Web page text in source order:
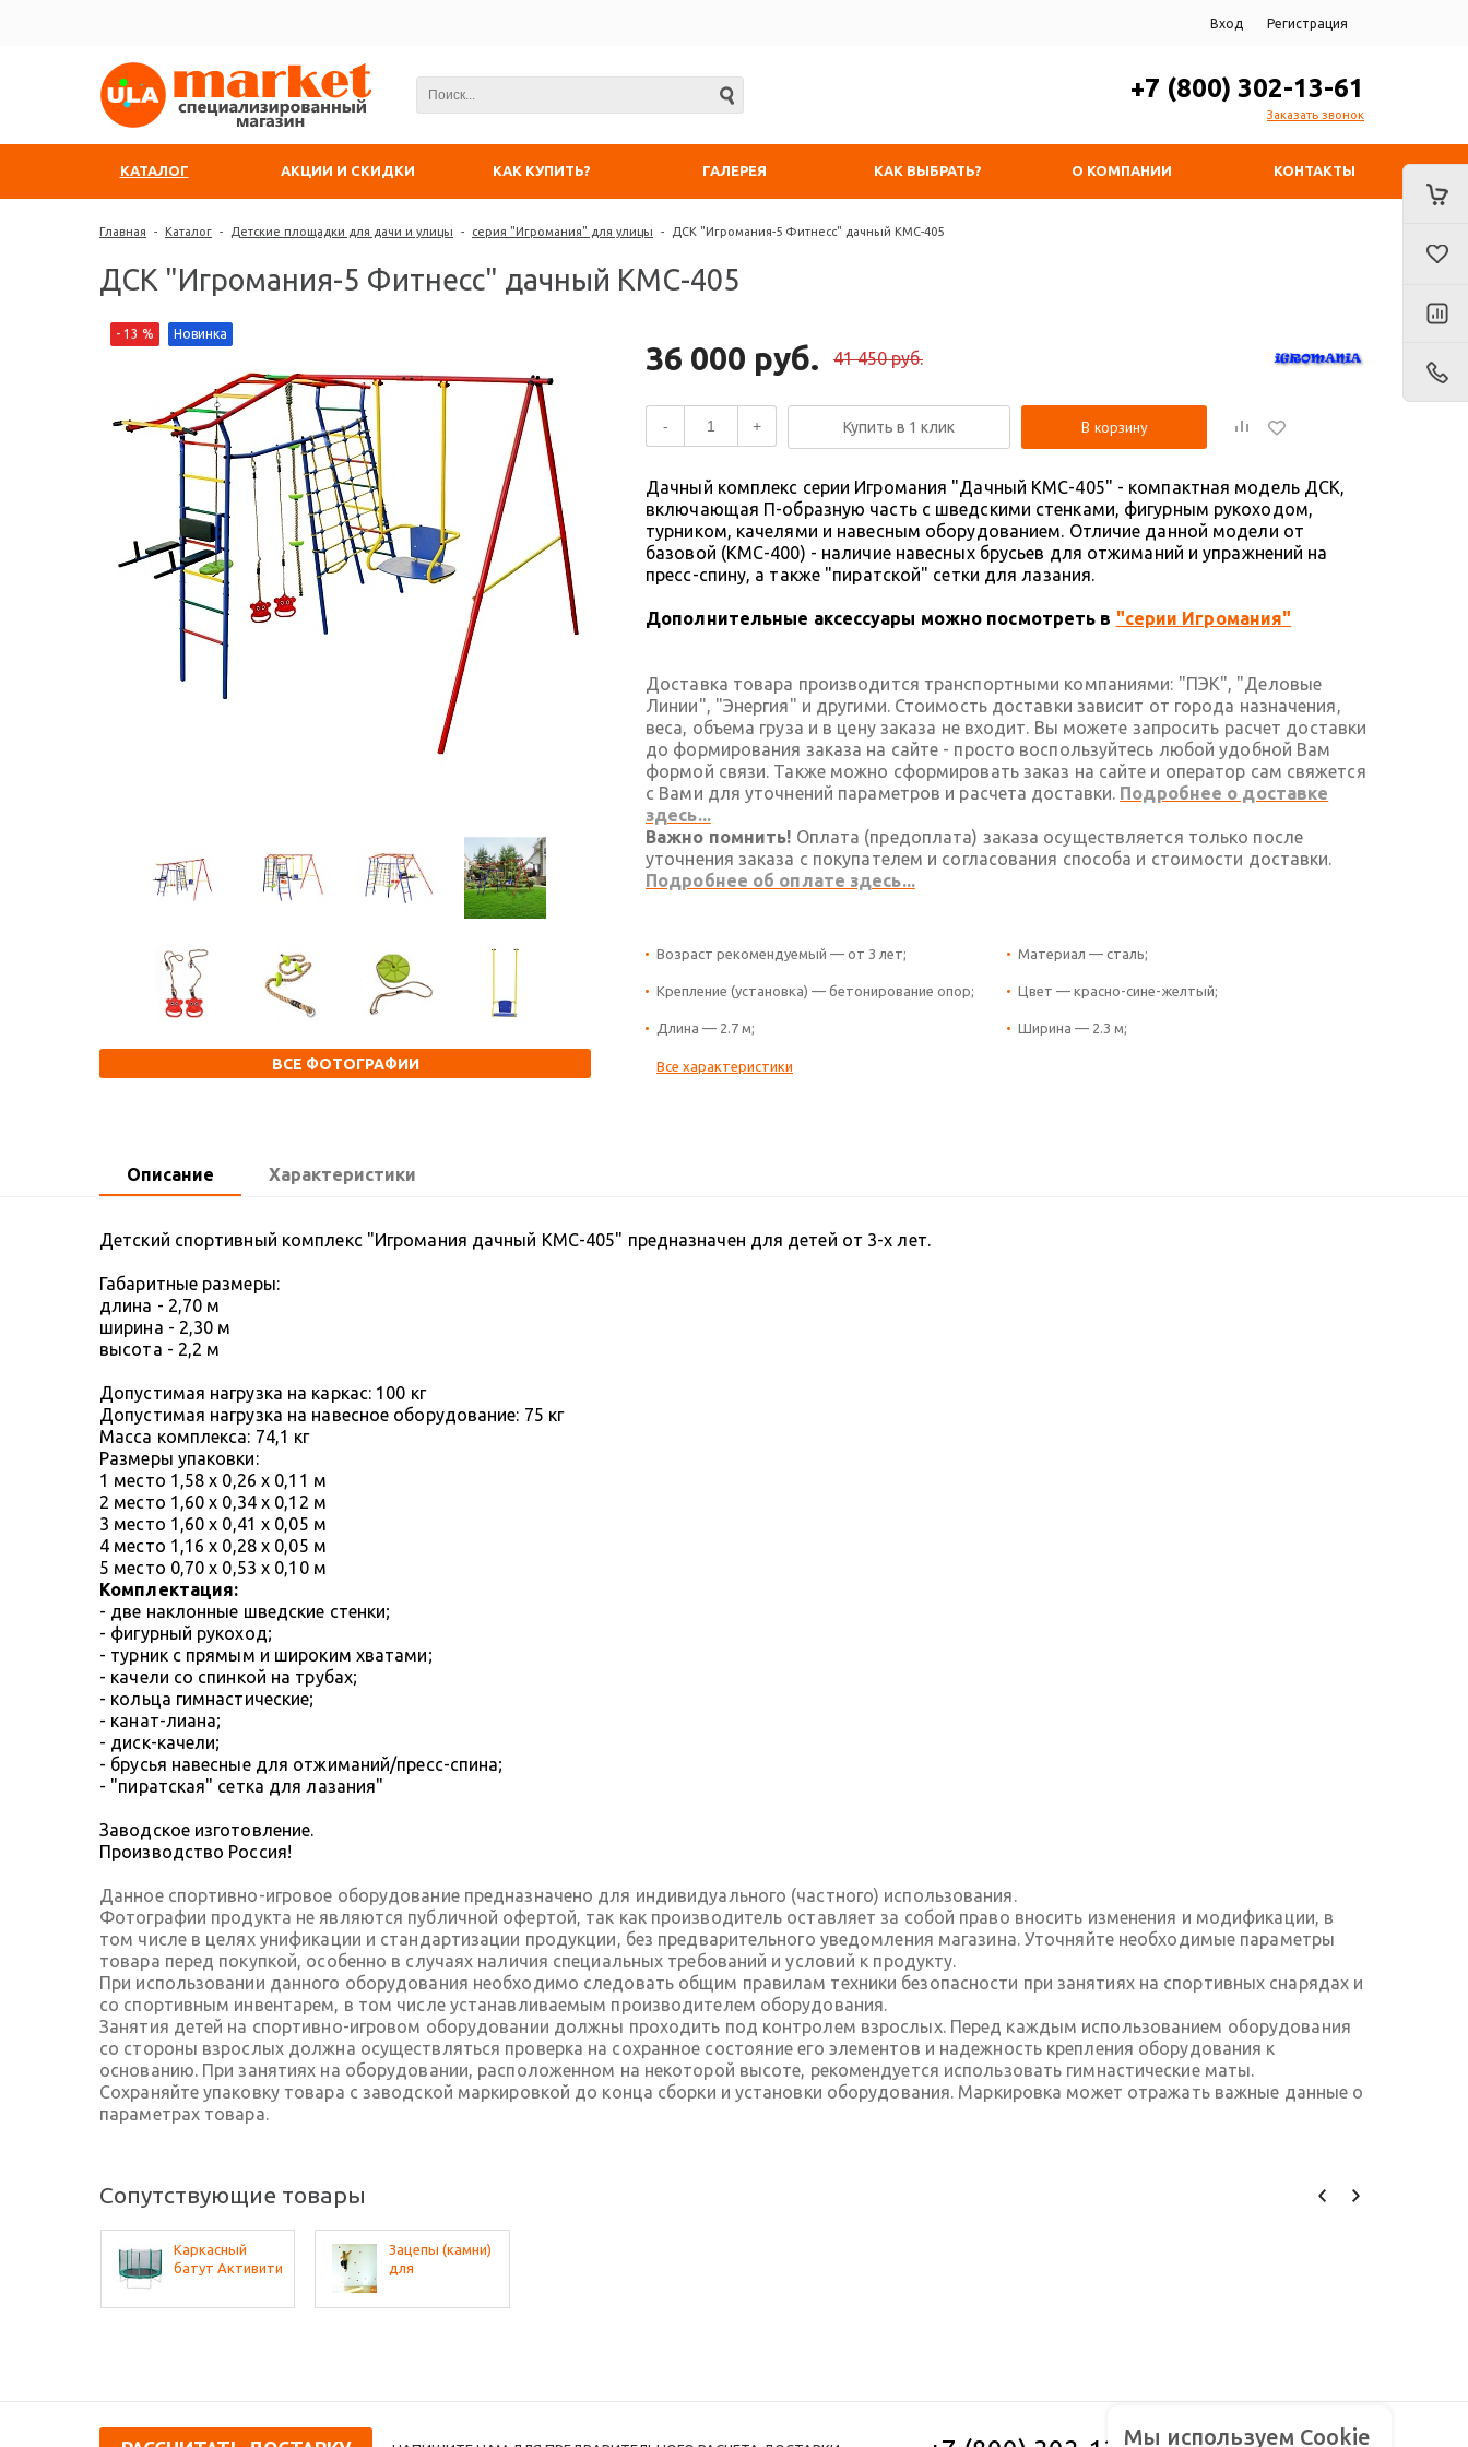
Вход Регистрация
+7 (800) 302-13-61
Заказать звонок
КАТАЛОГ АКЦИИ И СКИДКИ КАК КУПИТЬ? ГАЛЕРЕЯ КАК ВЫБРАТЬ? О КОМПАНИИ КОНТАКТЫ
Главная - Каталог - Детские площадки для дачи и улицы - серия "Игромания" для улицы - ДСК "Игромания-5 Фитнесс" дачный КМС-405
ДСК "Игромания-5 Фитнесс" дачный КМС-405
- 13 % Новинка
ВСЕ ФОТОГРАФИИ
36 000 руб. 41 450 руб.
- + Купить в 1 клик В корзину
Дачный комплекс серии Игромания "Дачный КМС-405" - компактная модель ДСК,
включающая П-образную часть с шведскими стенками, фигурным рукоходом,
турником, качелями и навесным оборудованием. Отличие данной модели от
базовой (КМС-400) - наличие навесных брусьев для отжиманий и упражнений на
пресс-спину, а также "пиратской" сетки для лазания.
Дополнительные аксессуары можно посмотреть в "серии Игромания"
Доставка товара производится транспортными компаниями: "ПЭК", "Деловые
Линии", "Энергия" и другими. Стоимость доставки зависит от города назначения,
веса, объема груза и в цену заказа не входит. Вы можете запросить расчет доставки
до формирования заказа на сайте - просто воспользуйтесь любой удобной Вам
формой связи. Также можно сформировать заказ на сайте и оператор сам свяжется
с Вами для уточнений параметров и расчета доставки. Подробнее о доставке
здесь...
Важно помнить! Оплата (предоплата) заказа осуществляется только после
уточнения заказа с покупателем и согласования способа и стоимости доставки.
Подробнее об оплате здесь...
Возраст рекомендуемый — от 3 лет; Материал — сталь;
Крепление (установка) — бетонирование опор; Цвет — красно-сине-желтый;
Длина — 2.7 м; Ширина — 2.3 м;
Все характеристики
Описание Характеристики
Детский спортивный комплекс "Игромания дачный КМС-405" предназначен для детей от 3-х лет.
Габаритные размеры:
длина - 2,70 м
ширина - 2,30 м
высота - 2,2 м
Допустимая нагрузка на каркас: 100 кг
Допустимая нагрузка на навесное оборудование: 75 кг
Масса комплекса: 74,1 кг
Размеры упаковки:
1 место 1,58 х 0,26 х 0,11 м
2 место 1,60 х 0,34 х 0,12 м
3 место 1,60 х 0,41 х 0,05 м
4 место 1,16 х 0,28 х 0,05 м
5 место 0,70 х 0,53 х 0,10 м
Комплектация:
- две наклонные шведские стенки;
- фигурный рукоход;
- турник с прямым и широким хватами;
- качели со спинкой на трубах;
- кольца гимнастические;
- канат-лиана;
- диск-качели;
- брусья навесные для отжиманий/пресс-спина;
- "пиратская" сетка для лазания"
Заводское изготовление.
Производство Россия!
Данное спортивно-игровое оборудование предназначено для индивидуального (частного) использования.
Фотографии продукта не являются публичной офертой, так как производитель оставляет за собой право вносить изменения и модификации, в
том числе в целях унификации и стандартизации продукции, без предварительного уведомления магазина. Уточняйте необходимые параметры
товара перед покупкой, особенно в случаях наличия специальных требований и условий к продукту.
При использовании данного оборудования необходимо следовать общим правилам техники безопасности при занятиях на спортивных снарядах и
со спортивным инвентарем, в том числе устанавливаемым производителем оборудования.
Занятия детей на спортивно-игровом оборудовании должны проходить под контролем взрослых. Перед каждым использованием оборудования
со стороны взрослых должна осуществляться проверка на сохранное состояние его элементов и надежность крепления оборудования к
основанию. При занятиях на оборудовании, расположенном на некоторой высоте, рекомендуется использовать гимнастические маты.
Сохраняйте упаковку товара с заводской маркировкой до конца сборки и установки оборудования. Маркировка может отражать важные данные о
параметрах товара.
Сопутствующие товары
Каркасный
батут Активити
Зацепы (камни)
для
Мы используем Cookie